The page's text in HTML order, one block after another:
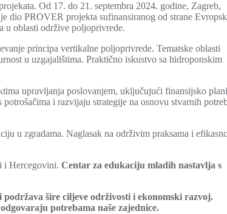
Od 17. do 21. septembra 2024. godine, Zagreb,
dio PROVER projekta sufinansiranog od strane
u oblasti održive poljoprivrede.
principa vertikalne poljoprivrede. Tematske oblasti
u uzgajalištima. Praktično iskustvo sa hidroponskim
upravljanja poslovanjem, uključujući finansijsko
i razvijaju strategije na osnovu stvarnih
u zgradama. Naglasak na održivim praksama i
i Hercegovini. Centar za edukaciju mladih nastavlja s
šire ciljeve održivosti i ekonomski razvoj.
potrebama naše zajednice.